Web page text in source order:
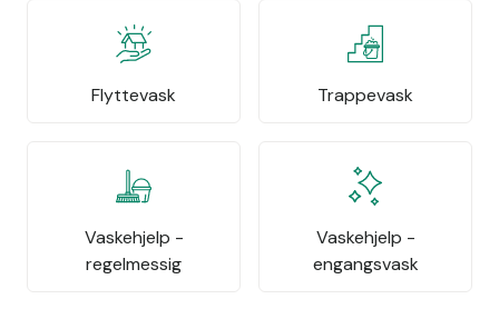
Flyttevask Trappevask
Vaskehjelp -
regelmessig
Vaskehjelp -
engangsvask